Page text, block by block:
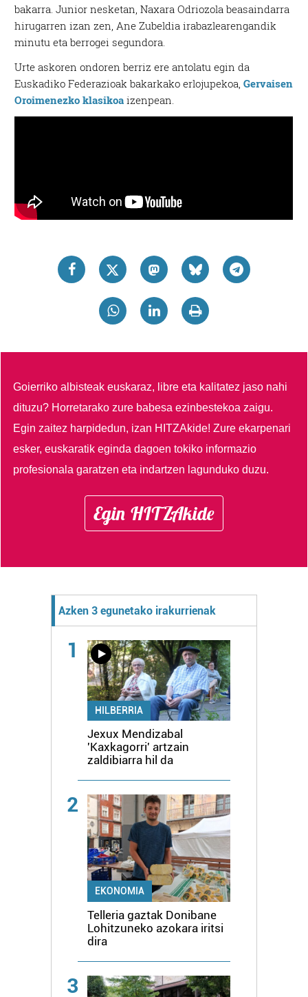
bakarra. Junior nesketan, Naxara Odriozola beasaindarra
hirugarren izan zen, Ane Zubeldia irabazlearengandik
minutu eta berrogei segundora.
Urte askoren ondoren berriz ere antolatu egin da
Euskadiko Federazioak bakarkako erlojupekoa,Gervaisen
Oroimenezko klasikoa izenpean.
Goierriko albisteak euskaraz, libre eta kalitatez jaso nahi
dituzu? Horretarako zure babesa ezinbestekoa zaigu.
Egin zaitez harpidedun, izan HITZAkide!Zure ekarpenari
esker, euskaratik eginda dagoen tokiko informazio
profesionala garatzen eta indartzen lagunduko duzu.
Egin HITZAkide
Azken 3 egunetako irakurrienak
1
HILBERRIA
Jexux Mendizabal
'Kaxkagorri' artzain
zaldibiarra hil da
2
EKONOMIA
Telleria gaztak Donibane
Lohitzuneko azokara iritsi
dira
3